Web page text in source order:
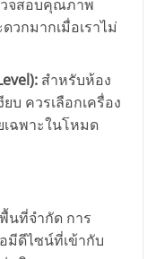
วจสอบคุณภาพ
วกมากเมื่อเราไม่
สำหรับห้อง
บ ควรเลือกเครื่อง
เฉพาะในโหมด
ที่จำกัด การ
มีดีไซน์ที่เข้ากับ